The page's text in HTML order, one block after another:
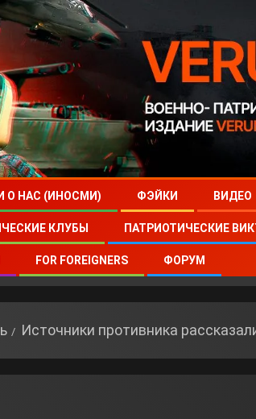
О НАС (ИНОСМИ) ФЭЙКИ ВИДЕО
КЛУБЫ ПАТРИОТИЧЕСКИЕ
FOR FOREIGNERS ФОРУМ
Источники противника